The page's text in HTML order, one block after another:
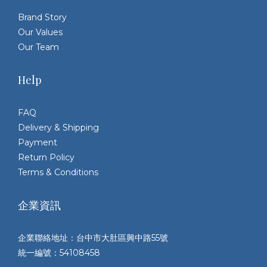
Brand Story
Our Values
Our Team
Help
FAQ
Delivery & Shipping
Payment
Return Policy
Terms & Conditions
企業資訊
企業聯絡地址：台中市大肚區興中路55號
統一編號：54108458